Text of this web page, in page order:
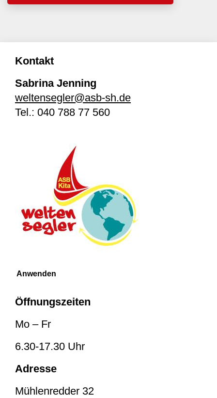
Kontakt
Sabrina Jenning
weltensegler@asb-sh.de
Tel.: 040 788 77 560
Öffnungszeiten
Mo – Fr
6.30-17.30 Uhr
Adresse
Mühlenredder 32